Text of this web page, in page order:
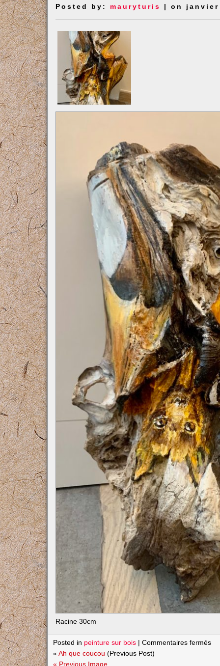
Posted by: mauryturis | on janvier
Racine 30cm
Posted in peinture sur bois |Commentaires fermés
«Ah que coucou (Previous Post)
« Previous Image